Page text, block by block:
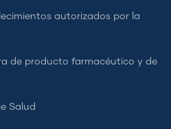
autorizados por la
de producto farmacéutico y de
Salud